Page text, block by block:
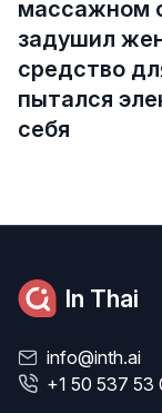
массажном
задушил
средство
пытался
себя
In Thai
info@inth.ai
+1 50 537 53